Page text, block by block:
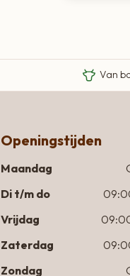
Van
Openingstijden
Maandag
Di t/m do
Vrijdag
Zaterdag
Zondag